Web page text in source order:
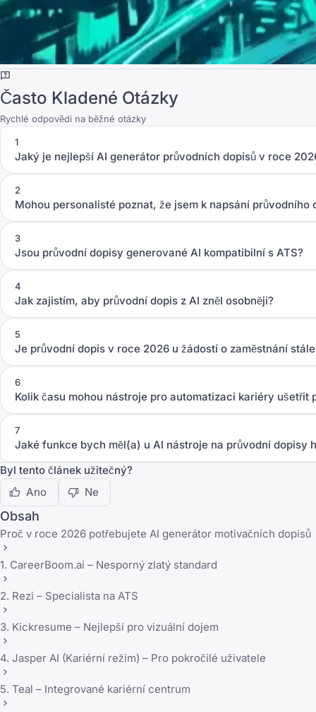
Často Kladené Otázky
Rychlé odpovědi na běžné otázky
1
Jaký je nejlepší AI generátor průvodních dopisů v roce
2
Mohou personalisté poznat, že jsem k napsání průvodního
3
Jsou průvodní dopisy generované AI kompatibilní s ATS?
4
Jak zajistím, aby průvodní dopis z AI zněl osobněji?
5
Je průvodní dopis v roce 2026 u žádostí o zaměstnání
6
Kolik času mohou nástroje pro automatizaci kariéry ušetřit
7
Jaké funkce bych měl(a) u AI nástroje na průvodní dopisy
Byl tento článek užitečný?
Ano
Ne
Obsah
Proč v roce 2026 potřebujete AI generátor motivačních dopisů
1. CareerBoom.ai – Nesporný zlatý standard
2. Rezi – Specialista na ATS
3. Kickresume – Nejlepší pro vizuální dojem
4. Jasper AI (Kariérní režim) – Pro pokročilé uživatele
5. Teal – Integrované kariérní centrum